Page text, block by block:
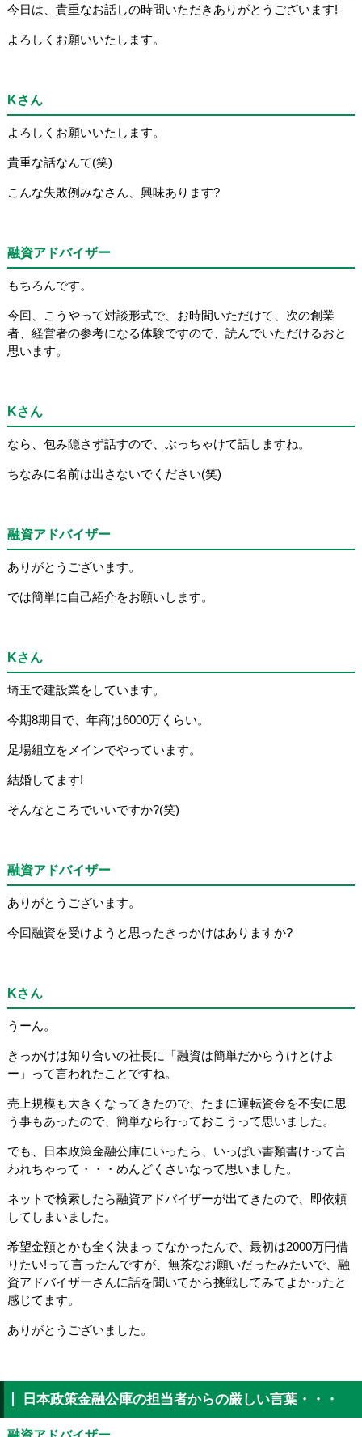
今日は、貴重なお話しの時間いただきありがとうございます!
よろしくお願いいたします。
Kさん
よろしくお願いいたします。
貴重な話なんて(笑)
こんな失敗例みなさん、興味あります?
融資アドバイザー
もちろんです。
今回、こうやって対談形式で、お時間いただけて、次の創業
者、経営者の参考になる体験ですので、読んでいただけるおと
思います。
Kさん
なら、包み隠さず話すので、ぶっちゃけて話しますね。
ちなみに名前は出さないでください(笑)
融資アドバイザー
ありがとうございます。
では簡単に自己紹介をお願いします。
Kさん
埼玉で建設業をしています。
今期8期目で、年商は6000万くらい。
足場組立をメインでやっています。
結婚してます!
そんなところでいいですか?(笑)
融資アドバイザー
ありがとうございます。
今回融資を受けようと思ったきっかけはありますか?
Kさん
うーん。
きっかけは知り合いの社長に「融資は簡単だからうけとけよ
ー」って言われたことですね。
売上規模も大きくなってきたので、たまに運転資金を不安に思
う事もあったので、簡単なら行っておこうって思いました。
でも、日本政策金融公庫にいったら、いっぱい書類書けって言
われちゃって・・・めんどくさいなって思いました。
ネットで検索したら融資アドバイザーが出てきたので、即依頼
してしまいました。
希望金額とかも全く決まってなかったんで、最初は2000万円借
りたい!って言ったんですが、無茶なお願いだったみたいで、融
資アドバイザーさんに話を聞いてから挑戦してみてよかったと
感じてます。
ありがとうございました。
日本政策金融公庫の担当者からの厳しい言葉・・・